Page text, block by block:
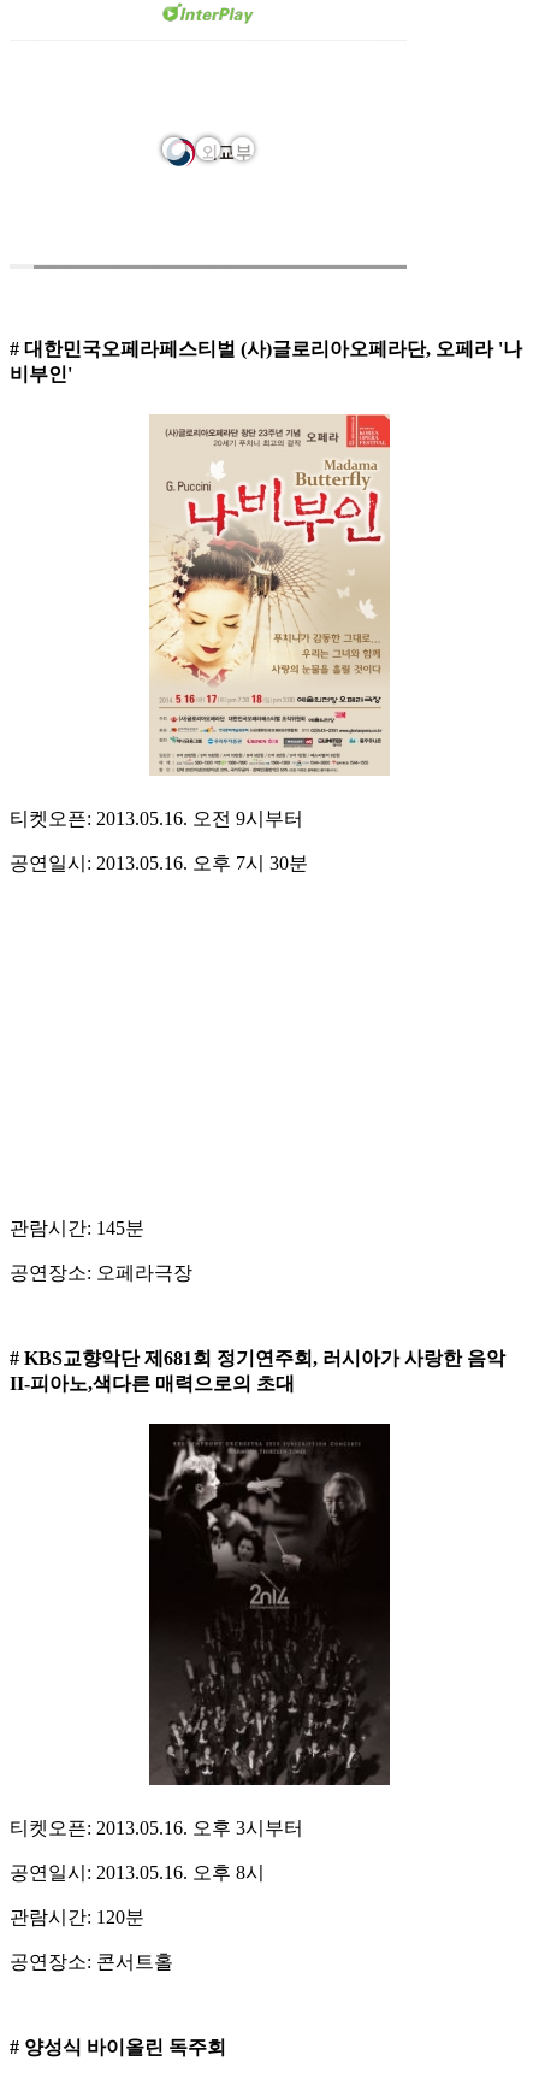
# 대한민국오페라페스티벌 (사)글로리아오페라단, 오페라 '나
비부인'
티켓오픈: 2013.05.16. 오전 9시부터
공연일시: 2013.05.16. 오후 7시 30분
관람시간: 145분
공연장소: 오페라극장
# KBS교향악단 제681회 정기연주회, 러시아가 사랑한 음악
II-피아노,색다른 매력으로의 초대
티켓오픈: 2013.05.16. 오후 3시부터
공연일시: 2013.05.16. 오후 8시
관람시간: 120분
공연장소: 콘서트홀
# 양성식 바이올린 독주회